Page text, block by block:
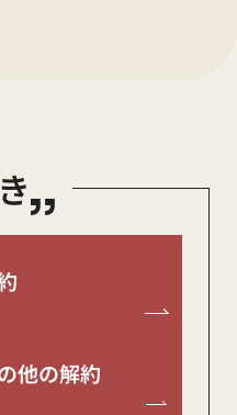
„
他の解約